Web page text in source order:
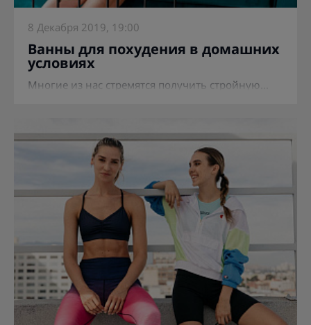
8 Декабря 2019, 19:00
Ванны для похудения в домашних
условиях
Многие из нас стремятся получить стройную...